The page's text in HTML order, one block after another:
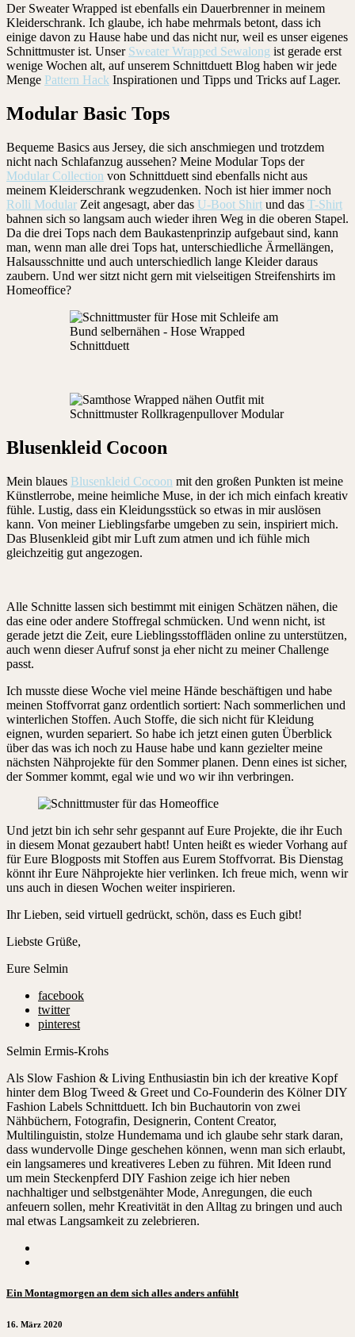
Der Sweater Wrapped ist ebenfalls ein Dauerbrenner in meinem
Kleiderschrank. Ich glaube, ich habe mehrmals betont, dass ich
einige davon zu Hause habe und das nicht nur, weil es unser eigenes
Schnittmuster ist. Unser Sweater Wrapped Sewalong ist gerade erst
wenige Wochen alt, auf unserem Schnittduett Blog haben wir jede
Menge Pattern Hack Inspirationen und Tipps und Tricks auf Lager.
Modular Basic Tops
Bequeme Basics aus Jersey, die sich anschmiegen und trotzdem
nicht nach Schlafanzug aussehen? Meine Modular Tops der
Modular Collection von Schnittduett sind ebenfalls nicht aus
meinem Kleiderschrank wegzudenken. Noch ist hier immer noch
Rolli Modular Zeit angesagt, aber das U-Boot Shirt und das T-Shirt
bahnen sich so langsam auch wieder ihren Weg in die oberen Stapel.
Da die drei Tops nach dem Baukastenprinzip aufgebaut sind, kann
man, wenn man alle drei Tops hat, unterschiedliche Ärmellängen,
Halsausschnitte und auch unterschiedlich lange Kleider daraus
zaubern. Und wer sitzt nicht gern mit vielseitigen Streifenshirts im
Homeoffice?
Blusenkleid Cocoon
Mein blaues Blusenkleid Cocoon mit den großen Punkten ist meine
Künstlerrobe, meine heimliche Muse, in der ich mich einfach kreativ
fühle. Lustig, dass ein Kleidungsstück so etwas in mir auslösen
kann. Von meiner Lieblingsfarbe umgeben zu sein, inspiriert mich.
Das Blusenkleid gibt mir Luft zum atmen und ich fühle mich
gleichzeitig gut angezogen.
Alle Schnitte lassen sich bestimmt mit einigen Schätzen nähen, die
das eine oder andere Stoffregal schmücken. Und wenn nicht, ist
gerade jetzt die Zeit, eure Lieblingsstoffläden online zu unterstützen,
auch wenn dieser Aufruf sonst ja eher nicht zu meiner Challenge
passt.
Ich musste diese Woche viel meine Hände beschäftigen und habe
meinen Stoffvorrat ganz ordentlich sortiert: Nach sommerlichen und
winterlichen Stoffen. Auch Stoffe, die sich nicht für Kleidung
eignen, wurden separiert. So habe ich jetzt einen guten Überblick
über das was ich noch zu Hause habe und kann gezielter meine
nächsten Nähprojekte für den Sommer planen. Denn eines ist sicher,
der Sommer kommt, egal wie und wo wir ihn verbringen.
Und jetzt bin ich sehr sehr gespannt auf Eure Projekte, die ihr Euch
in diesem Monat gezaubert habt! Unten heißt es wieder Vorhang auf
für Eure Blogposts mit Stoffen aus Eurem Stoffvorrat. Bis Dienstag
könnt ihr Eure Nähprojekte hier verlinken. Ich freue mich, wenn wir
uns auch in diesen Wochen weiter inspirieren.
Ihr Lieben, seid virtuell gedrückt, schön, dass es Euch gibt!
Liebste Grüße,
Eure Selmin
facebook
twitter
pinterest
Selmin Ermis-Krohs
Als Slow Fashion & Living Enthusiastin bin ich der kreative Kopf
hinter dem Blog Tweed & Greet und Co-Founderin des Kölner DIY
Fashion Labels Schnittduett. Ich bin Buchautorin von zwei
Nähbüchern, Fotografin, Designerin, Content Creator,
Multilinguistin, stolze Hundemama und ich glaube sehr stark daran,
dass wundervolle Dinge geschehen können, wenn man sich erlaubt,
ein langsameres und kreativeres Leben zu führen. Mit Ideen rund
um mein Steckenpferd DIY Fashion zeige ich hier neben
nachhaltiger und selbstgenähter Mode, Anregungen, die euch
anfeuern sollen, mehr Kreativität in den Alltag zu bringen und auch
mal etwas Langsamkeit zu zelebrieren.
Ein Montagmorgen an dem sich alles anders anfühlt
16. März 2020